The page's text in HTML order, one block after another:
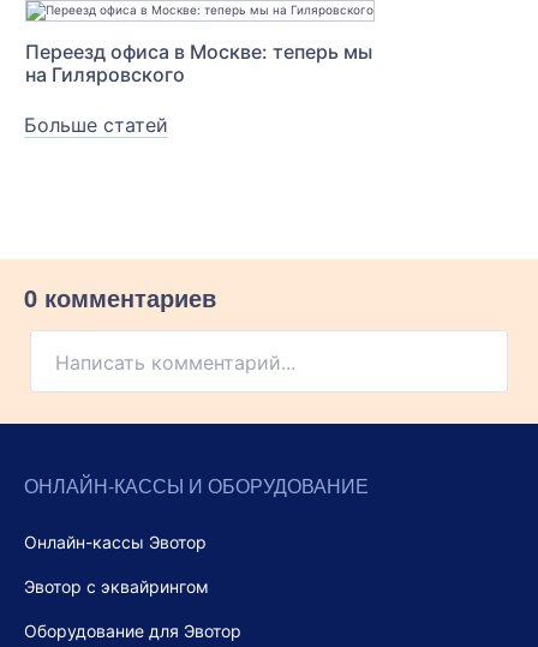
Переезд офиса в Москве: теперь мы
на Гиляровского
Больше статей
0 комментариев
Написать комментарий...
ОНЛАЙН-КАССЫ И ОБОРУДОВАНИЕ
Онлайн-кассы Эвотор
Эвотор с эквайрингом
Оборудование для Эвотор